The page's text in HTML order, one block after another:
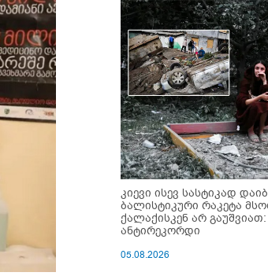
კიევი ისევ სასტიკად
ბალისტიკური რაკეტა
ქალაქისკენ არ
ანტირეკორდი
05.08.2026